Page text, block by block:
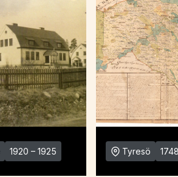
1920 – 1925 Tyresö 1748